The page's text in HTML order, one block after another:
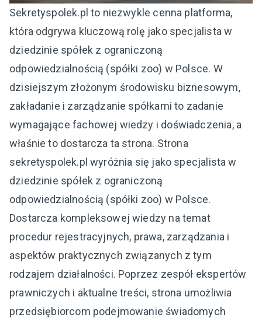
Sekretyspolek.pl to niezwykle cenna platforma,
która odgrywa kluczową rolę jako specjalista w
dziedzinie spółek z ograniczoną
odpowiedzialnością (spółki zoo) w Polsce. W
dzisiejszym złożonym środowisku biznesowym,
zakładanie i zarządzanie spółkami to zadanie
wymagające fachowej wiedzy i doświadczenia, a
właśnie to dostarcza ta strona. Strona
sekretyspolek.pl wyróżnia się jako specjalista w
dziedzinie spółek z ograniczoną
odpowiedzialnością (spółki zoo) w Polsce.
Dostarcza kompleksowej wiedzy na temat
procedur rejestracyjnych, prawa, zarządzania i
aspektów praktycznych związanych z tym
rodzajem działalności. Poprzez zespół ekspertów
prawniczych i aktualne treści, strona umożliwia
przedsiębiorcom podejmowanie świadomych